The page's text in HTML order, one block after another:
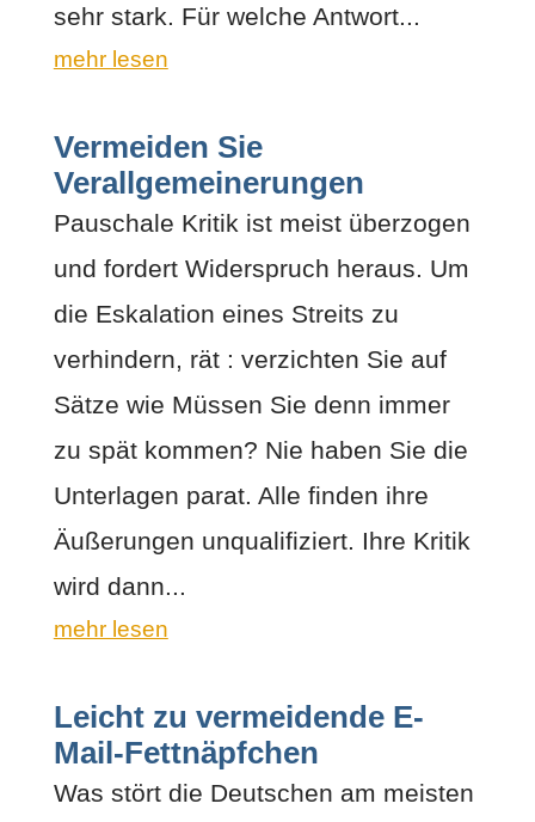
sehr stark. Für welche Antwort...
mehr lesen
Vermeiden Sie
Verallgemeinerungen
Pauschale Kritik ist meist überzogen
und fordert Widerspruch heraus. Um
die Eskalation eines Streits zu
verhindern, rät : verzichten Sie auf
Sätze wie Müssen Sie denn immer
zu spät kommen? Nie haben Sie die
Unterlagen parat. Alle finden ihre
Äußerungen unqualifiziert. Ihre Kritik
wird dann...
mehr lesen
Leicht zu vermeidende E-
Mail-Fettnäpfchen
Was stört die Deutschen am meisten